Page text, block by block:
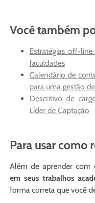
Você também
Estratégias off-
faculdades
Calendário de
para uma gestão
Descritivo de
Líder de Captação
Para usar como
Além de aprender com
em seus trabalhos
forma correta que você